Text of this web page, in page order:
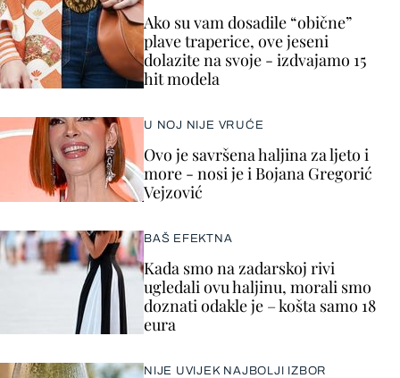
Ako su vam dosadile “obične”
plave traperice, ove jeseni
dolazite na svoje - izdvajamo 15
hit modela
U NOJ NIJE VRUĆE
Ovo je savršena haljina za ljeto i
more - nosi je i Bojana Gregorić
Vejzović
BAŠ EFEKTNA
Kada smo na zadarskoj rivi
ugledali ovu haljinu, morali smo
doznati odakle je – košta samo 18
eura
NIJE UVIJEK NAJBOLJI IZBOR